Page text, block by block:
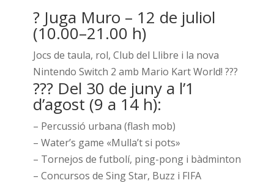
?️ Juga Muro – 12 de juliol
(10.00–21.00 h)
Jocs de taula, rol, Club del Llibre i la nova
Nintendo Switch 2 amb Mario Kart World! ???
??? Del 30 de juny a l’1
d’agost (9 a 14 h):
– Percussió urbana (flash mob)
– Water’s game «Mulla’t si pots»
– Tornejos de futbolí, ping-pong i bàdminton
– Concursos de Sing Star, Buzz i FIFA